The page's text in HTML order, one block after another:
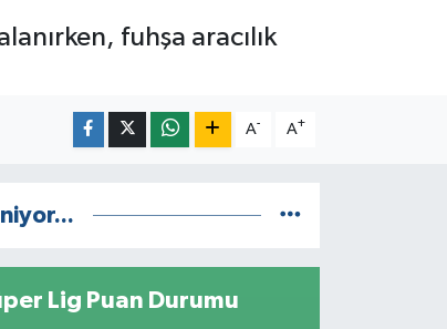
fuhşa aracılık
A- A+
Lig Puan Durumu